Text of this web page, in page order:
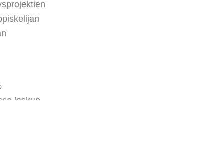
laskun.